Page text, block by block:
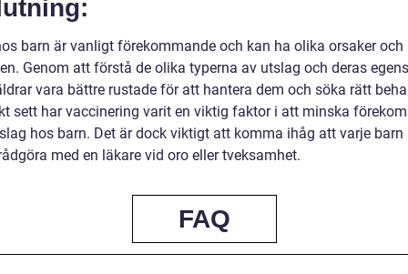
barn är vanligt förekommande och kan ha olika orsaker och
Genom att förstå de olika typerna av utslag och deras
vara bättre rustade för att hantera dem och söka rätt
sett har vaccinering varit en viktig faktor i att minska
hos barn. Det är dock viktigt att komma ihåg att varje barn
med en läkare vid oro eller tveksamhet.
FAQ